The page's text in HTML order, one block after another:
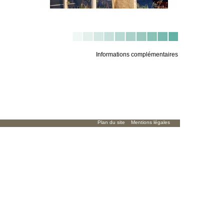
Informations complémentaires
Plan du site Mentions légales